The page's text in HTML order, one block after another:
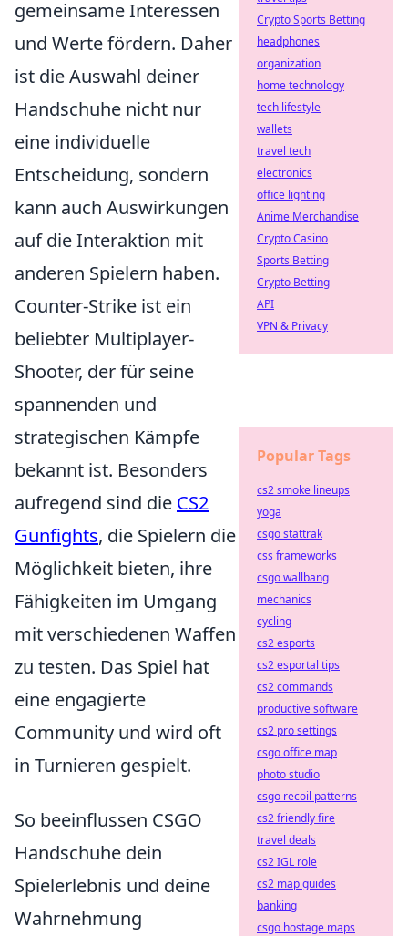
gemeinsame Interessen
und Werte fördern. Daher
ist die Auswahl deiner
Handschuhe nicht nur
eine individuelle
Entscheidung, sondern
kann auch Auswirkungen
auf die Interaktion mit
anderen Spielern haben.
Counter-Strike ist ein
beliebter Multiplayer-
Shooter, der für seine
spannenden und
strategischen Kämpfe
bekannt ist. Besonders
aufregend sind die CS2
Gunfights, die Spielern die
Möglichkeit bieten, ihre
Fähigkeiten im Umgang
mit verschiedenen Waffen
zu testen. Das Spiel hat
eine engagierte
Community und wird oft
in Turnieren gespielt.
So beeinflussen CSGO
Handschuhe dein
Spielerlebnis und deine
Wahrnehmung
Crypto Sports Betting
headphones
organization
home technology
tech lifestyle
wallets
travel tech
electronics
office lighting
Anime Merchandise
Crypto Casino
Sports Betting
Crypto Betting
API
VPN & Privacy
Popular Tags
cs2 smoke lineups
yoga
csgo stattrak
css frameworks
csgo wallbang
mechanics
cycling
cs2 esports
cs2 esportal tips
cs2 commands
productive software
cs2 pro settings
csgo office map
photo studio
csgo recoil patterns
cs2 friendly fire
travel deals
cs2 IGL role
cs2 map guides
banking
csgo hostage maps